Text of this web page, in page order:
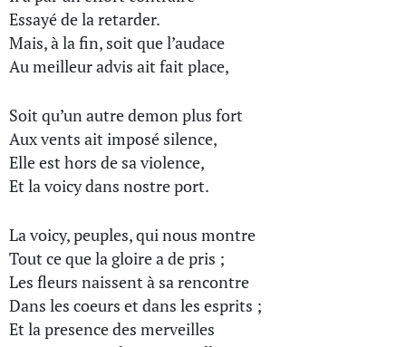
Essayé de la retarder.
Mais, à la fin, soit que l’audace
Au meilleur advis ait fait place,
Soit qu’un autre demon plus fort
Aux vents ait imposé silence,
Elle est hors de sa violence,
Et la voicy dans nostre port.
La voicy, peuples, qui nous montre
Tout ce que la gloire a de pris ;
Les fleurs naissent à sa rencontre
Dans les coeurs et dans les esprits ;
Et la presence des merveilles